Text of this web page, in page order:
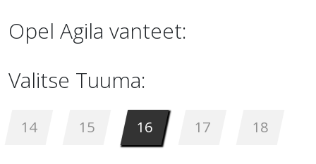
Opel Agila vanteet:
Valitse Tuuma:
14 15 16 17 18